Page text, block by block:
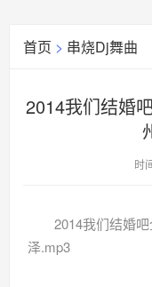
首页 > 串烧Dj舞曲
2014我们结婚
时
2014我们结婚
泽.mp3